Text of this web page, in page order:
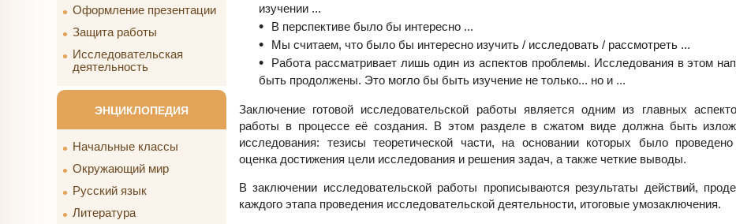
Оформление презентации
Защита работы
Исследовательская
деятельность
ЭНЦИКЛОПЕДИЯ
Начальные классы
Окружающий мир
Русский язык
Литература
изучении ...
В перспективе было бы интересно ...
Мы считаем, что было бы интересно изучить / исследовать / рассмотреть ...
Работа рассматривает лишь один из аспектов проблемы. Исследования в этом
быть продолжены. Это могло бы быть изучение не только... но и ...
Заключение готовой исследовательской работы является одним из главных
работы в процессе её создания. В этом разделе в сжатом виде должна быть
исследования: тезисы теоретической части, на основании которых было проведено
оценка достижения цели исследования и решения задач, а также четкие выводы.
В заключении исследовательской работы прописываются результаты действий,
каждого этапа проведения исследовательской деятельности, итоговые умозаключения.